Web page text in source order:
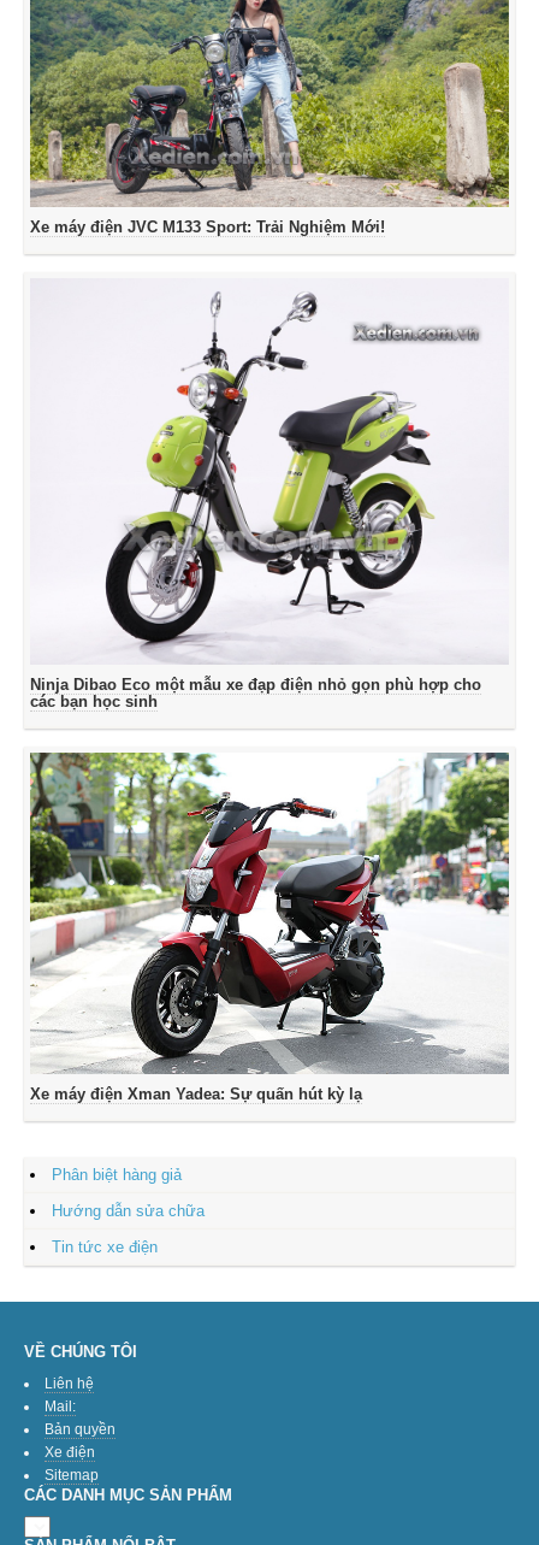
Xe máy điện JVC M133 Sport: Trải Nghiệm Mới!
Ninja Dibao Eco một mẫu xe đạp điện nhỏ gọn phù hợp cho
các bạn học sinh
Xe máy điện Xman Yadea: Sự quấn hút kỳ lạ
Phân biệt hàng giả
Hướng dẫn sửa chữa
Tin tức xe điện
VỀ CHÚNG TÔI
Liên hệ
Mail:
Bản quyền
Xe điện
Sitemap
CÁC DANH MỤC SẢN PHẨM